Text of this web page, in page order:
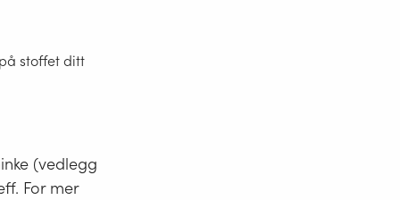
stoffet ditt
(vedlegg
For mer